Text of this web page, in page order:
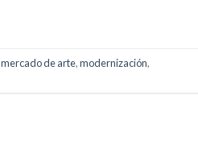
mercado de arte,modernización,